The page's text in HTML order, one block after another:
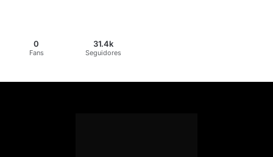
0
Fans
31.4k
Seguidores